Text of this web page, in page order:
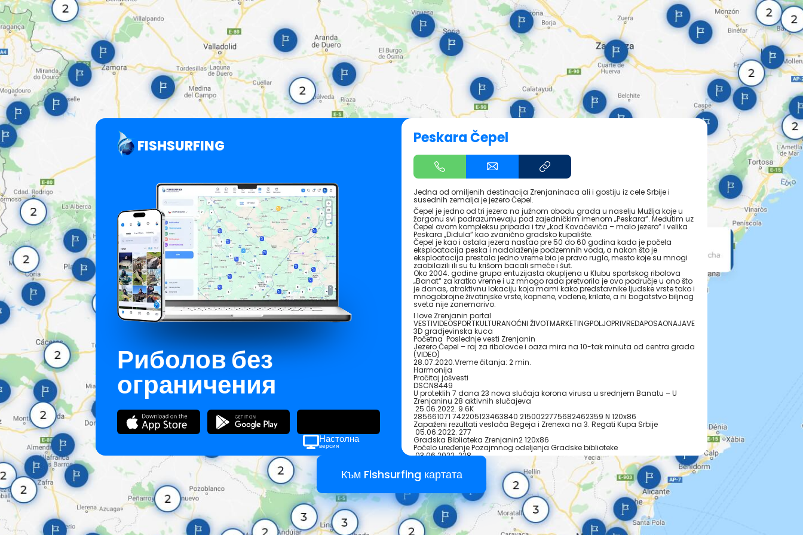
FISHSURFING
Риболов без
ограничения
Настолна
версия
Peskara Čepel
Jedna od omiljenih destinacija Zrenjaninaca ali i gostiju iz cele Srbije i
susednih zemalja je jezero Čepel.
Čepel je jedno od tri jezera na južnom obodu grada u naselju Mužlja koje u
žargonu svi podrazumevaju pod zajedničkim imenom „Peskara“. Međutim uz
Čepel ovom kompleksu pripada i tzv „kod Kovačevića – malo jezero“ i velika
Peskara „Didula“ kao zvanično gradsko kupalište.
Čepel je kao i ostala jezera nastao pre 50 do 60 godina kada je počela
eksploatacija peska i nadolaženje podzemnih voda, a nakon što je
eksploatacija prestala jedno vreme bio je pravo ruglo, mesto koje su mnogi
zaobilazili ili su tu krišom bacali smeće i šut.
Oko 2004. godine grupa entuzijasta okupljena u Klubu sportskog ribolova
„Banat“ za kratko vreme i uz mnogo rada pretvorila je ovo područje u ono što
je danas, atraktivnu lokaciju koja mami kako predstavnike ljudske vrste tako i
mnogobrojne životinjske vrste, kopnene, vodene, krilate, a ni bogatstvo biljnog
sveta nije zanemarivo.
I love Zrenjanin portal
VESTIVIDEOSPORTKULTURANOĆNI ŽIVOTMARKETINGPOLJOPRIVREDAPOSAONAJAVE
3D gradjevinska kuca
Početna Poslednje vesti Zrenjanin
Jezero Čepel – raj za ribolovce i oaza mira na 10-tak minuta od centra grada
(VIDEO)
28.07.2020.Vreme čitanja: 2 min.
Harmonija
Pročitaj jošvesti
DSCN8449
U proteklih 7 dana 23 nova slučaja korona virusa u srednjem Banatu – U
Zrenjaninu 28 aktivnih slučajeva
25.06.2022. 9.6K
285661071 742205123463840 2150022775682462359 N 120x86
Zapaženi rezultati veslača Begeja i Zrenexa na 3. Regati Kupa Srbije
05.06.2022. 277
Gradska Biblioteka Zrenjanin2 120x86
Počelo uređenje Pozajmnog odeljenja Gradske biblioteke
03.06.2022. 228
Radite na moru: potreban kuvar u restoranu
30.05.2022. 377
Jedna od omiljenih destinacija Zrenjaninaca ali i gostiju iz cele Srbije i
susednih zemalja je jezero Čepel.
Čepel je jedno od tri jezera na južnom obodu grada u naselju Mužlja koje u
žargonu svi podrazumevaju pod zajedničkim imenom „Peskara“. Međutim uz
Čepel ovom kompleksu pripada i tzv „kod Kovačevića – malo jezero“ i velika
Към Fishsurfing картата